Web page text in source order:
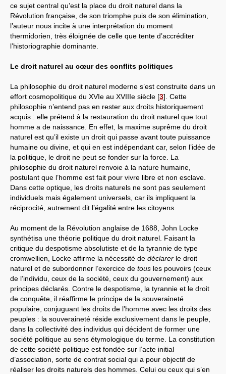
ce sujet central qu’est la place du droit naturel dans la
Révolution française, de son triomphe puis de son élimination,
l’auteur nous incite à une interprétation du moment
thermidorien, très éloignée de celle que tente d’accréditer
l’historiographie dominante.
Le droit naturel au cœur des conflits politiques
La philosophie du droit naturel moderne s’est construite dans un
effort cosmopolitique du XVIe au XVIIIe siècle [3] . Cette
philosophie n’entend pas en rester aux droits historiquement
acquis : elle prétend à la restauration du droit naturel que tout
homme a de naissance. En effet, la maxime suprême du droit
naturel est qu’il existe un droit qui passe avant toute puissance
humaine ou divine, et qui en est indépendant car, selon l’idée de
la politique, le droit ne peut se fonder sur la force. La
philosophie du droit naturel renvoie à la nature humaine,
postulant que l’homme est fait pour vivre libre et non esclave.
Dans cette optique, les droits naturels ne sont pas seulement
individuels mais également universels, car ils impliquent la
réciprocité, autrement dit l’égalité entre les citoyens.
Au moment de la Révolution anglaise de 1688, John Locke
synthétisa une théorie politique du droit naturel. Faisant la
critique du despotisme absolutiste et de la tyrannie de type
cromwellien, Locke affirme la nécessité de déclarer le droit
naturel et de subordonner l’exercice de tous les pouvoirs (ceux
de l’individu, ceux de la société, ceux du gouvernement) aux
principes déclarés. Contre le despotisme, la tyrannie et le droit
de conquête, il réaffirme le principe de la souveraineté
populaire, conjuguant les droits de l’homme avec les droits des
peuples : la souveraineté réside exclusivement dans le peuple,
dans la collectivité des individus qui décident de former une
société politique au sens étymologique du terme. La constitution
de cette société politique est fondée sur l’acte initial
d’association, sorte de contrat social qui a pour objectif de
réaliser les droits naturels des hommes. Celui ou ceux qui s’en